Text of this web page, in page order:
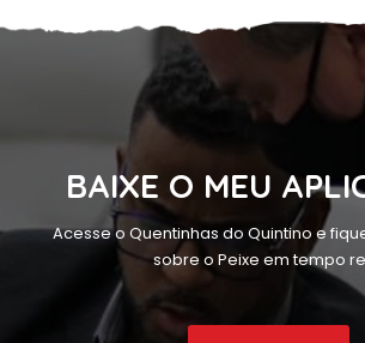
BAIXE O MEU
Acesse o Quentinhas do Quintino e
sobre o Peixe em tempo